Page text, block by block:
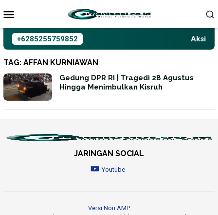
ke
+6285255759852
TAG: AFFAN KURNIAWAN
Gedung DPR RI | Tragedi 28 Agustus
Hingga Menimbulkan Kisruh
JARINGAN SOCIAL
Youtube
Versi Non AMP